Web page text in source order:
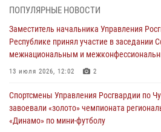
1 августа – День дежурной службы войск
Директор Росгвардии Герой России
поздравил специалистов подразделений
01 августа 2026, 00:01
В Чебоксарах при участии спецназа
ПОПУЛЯРНЫЕ НОВОСТИ
Заместитель начальника Управления
Республике принял участие в заседании
межнациональным и
13 июля 2026, 12:02 2
Спортсмены Управления Росгвардии по
завоевали «золото» чемпионата
«Динамо» по мини-футболу